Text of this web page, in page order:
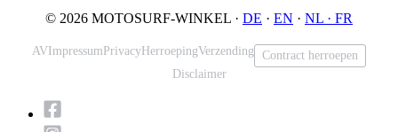
© 2026 MOTOSURF-WINKEL · DE · EN · NL · FR
AVImpressum Privacy HerroepingVerzending
Contract herroepen
Disclaimer